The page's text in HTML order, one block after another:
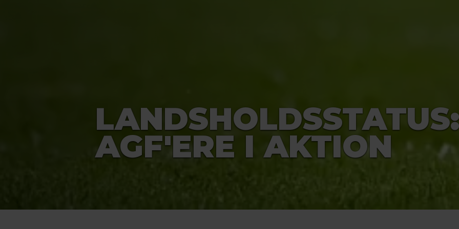
LANDSHOLDSSTATUS:
AGF'ERE I AKTION